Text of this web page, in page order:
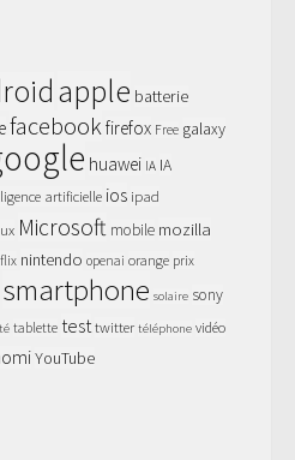
apple batterie
facebookfirefox Free galaxy
huawei IA IA
artificielle ios ipad
Microsoft mobile mozilla
nintendo openai orange prix
smartphone solaire sony
tablette testtwitter téléphone vidéo
YouTube